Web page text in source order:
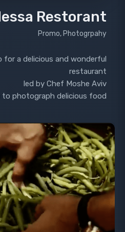
Restorant
Promo, Photogrpahy
for a delicious and wonderful
restaurant
led by Chef Moshe Aviv
photograph delicious food